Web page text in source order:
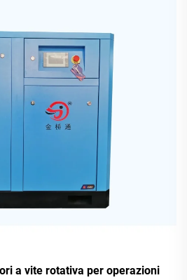
a vite rotativa per operazioni